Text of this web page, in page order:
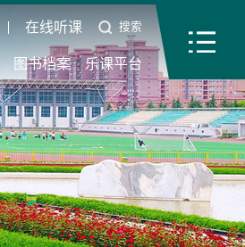
在线听课 搜索
图书档案 乐课平台